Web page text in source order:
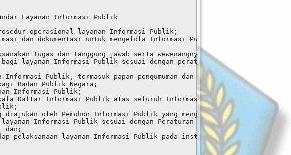
Layanan Informasi Publik
operasional layanan Informasi Publik;
dan dokumentasi untuk mengelola Informasi Publik secara baik
tugas dan tanggung jawab serta wewenangnya;
bagi layanan Informasi Publik sesuai dengan peraturan perundang-
Informasi Publik, termasuk papan pengumuman dan meja informasi di
Badan Publik Negara;
Informasi Publik;
Daftar Informasi Publik atas seluruh Informasi Publik yang dikelola;
diajukan oleh Pemohon Informasi Publik yang mengajukan keberatan;
layanan Informasi Publik sesuai dengan Peraturan ini serta menyampaikan
dan;
pelaksanaan layanan Informasi Publik pada instansinya.